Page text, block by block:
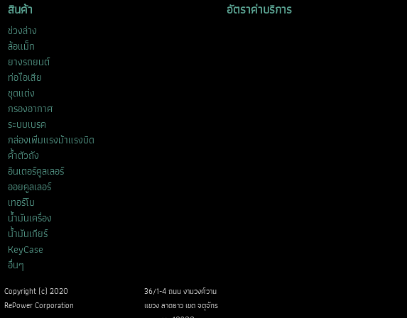
สินค้า
ช่วงล่าง
ล้อแม็ก
ยางรถยนต์
ท่อไอเสีย
ชุดแต่ง
กรองอากาศ
ระบบเบรค
กล่องเพิ่มแรงม้าแรงบิด
ค้ำตัวถัง
อินเตอร์คูลเลอร์
ออยคูลเลอร์
เทอร์โบ
น้ำมันเครื่อง
น้ำมันเกียร์
KeyCase
อื่นๆ
อัตราค่าบริการ
Copyright (c) 2020
36/1-4 ถนน งามวงศ์วาน
RePower Corporation
แขวง ลาดยาว เขต จตุจักร